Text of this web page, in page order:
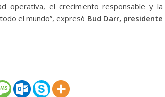
operativa, el crecimiento responsable y la
el mundo”, expresó Bud Darr, presidente